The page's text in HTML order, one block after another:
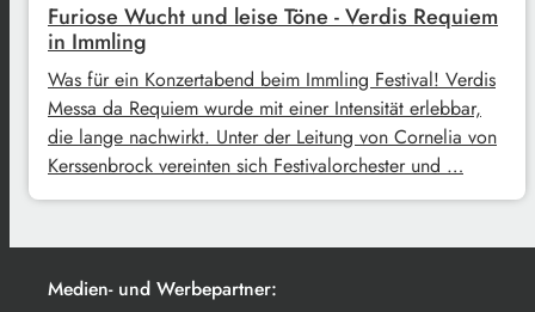
Furiose Wucht und leise Töne - Verdis Requiem
in Immling
Was für ein Konzertabend beim Immling Festival! Verdis
Messa da Requiem wurde mit einer Intensität erlebbar,
die lange nachwirkt. Unter der Leitung von Cornelia von
Kerssenbrock vereinten sich Festivalorchester und …
Medien- und Werbepartner: